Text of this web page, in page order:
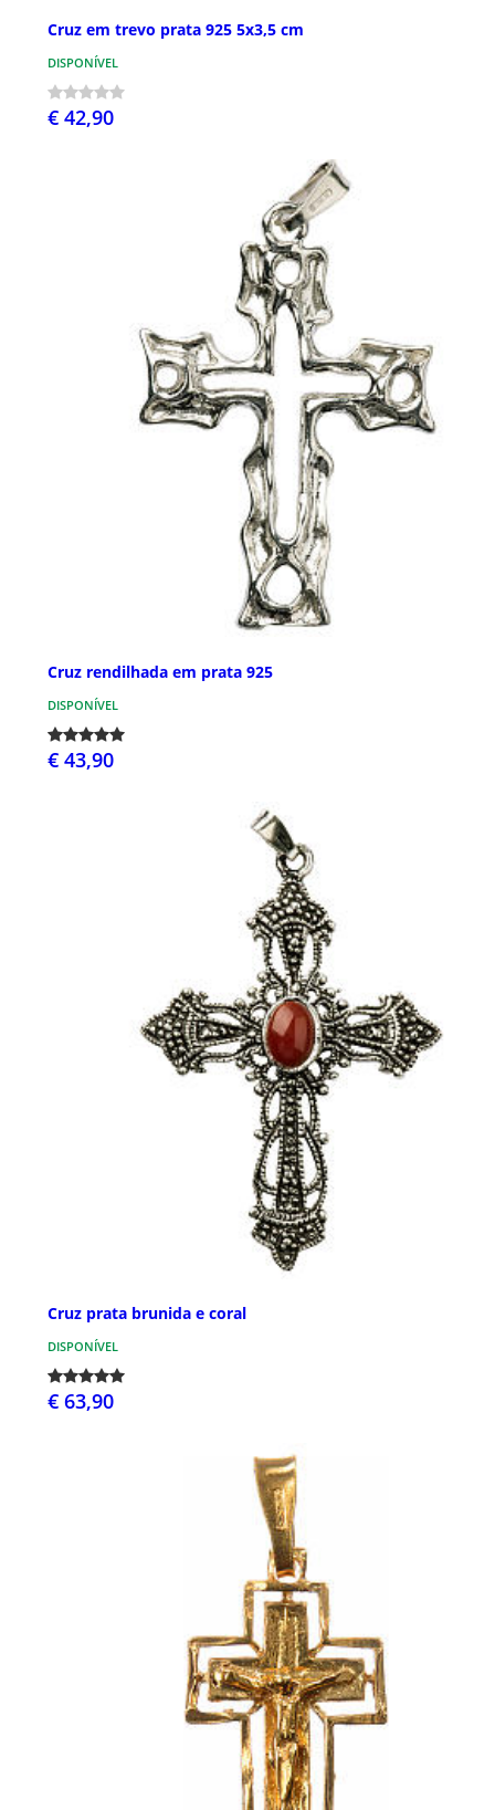
Cruz em trevo prata 925 5x3,5 cm
DISPONÍVEL
€ 42,90
Cruz rendilhada em prata 925
DISPONÍVEL
€ 43,90
Cruz prata brunida e coral
DISPONÍVEL
€ 63,90